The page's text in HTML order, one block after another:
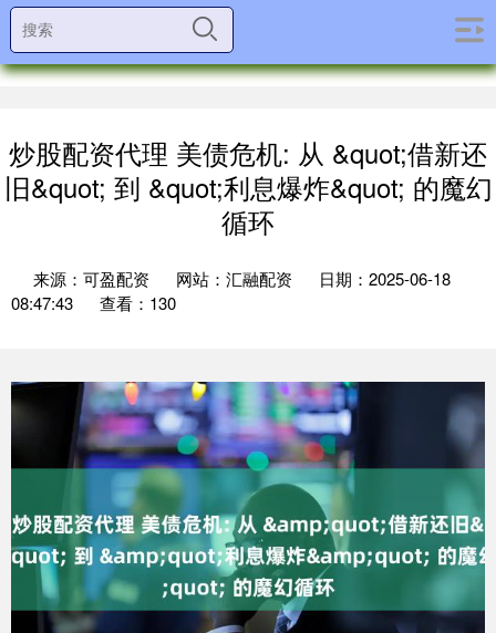
炒股配资代理 美债危机: 从 &quot;借新还
旧&quot; 到 &quot;利息爆炸&quot; 的魔幻
循环
来源：可盈配资 网站：汇融配资
日期：2025-06-18
08:47:43
查看：130